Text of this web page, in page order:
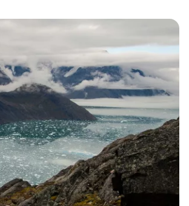
Continuați cu Facebook
Continuați cu e-mailul